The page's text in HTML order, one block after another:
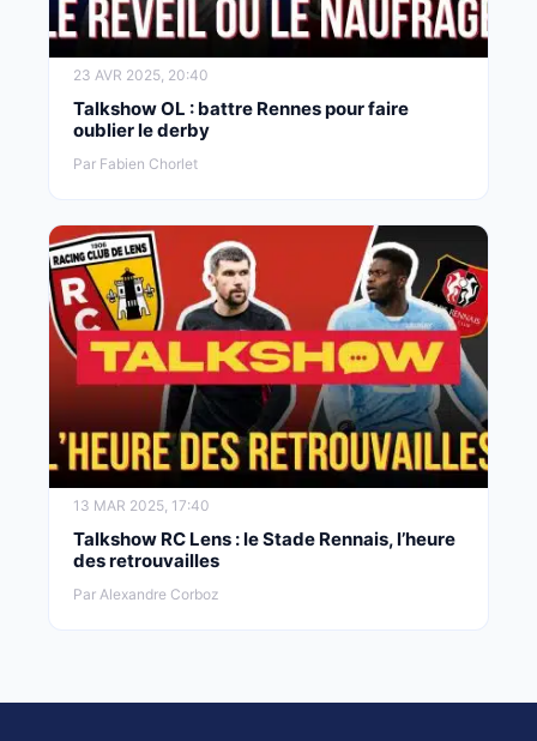
23 AVR 2025, 20:40
Talkshow OL : battre Rennes pour faire
oublier le derby
Par Fabien Chorlet
13 MAR 2025, 17:40
Talkshow RC Lens : le Stade Rennais, l’heure
des retrouvailles
Par Alexandre Corboz